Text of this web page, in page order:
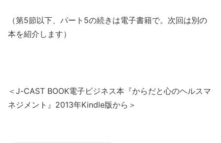
（第5節以下、パート5の続きは電子書籍で。次回は別の
本を紹介します）
＜J-CAST BOOK電子ビジネス本『からだと心のヘルスマ
ネジメント』2013年Kindle版から＞